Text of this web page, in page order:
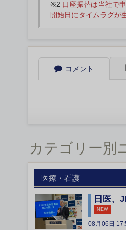
※2 口座振替は当社で
開始日にタイムラグが
コメント
カテゴリー別
医療・看護
日医、
NEW
08月06日